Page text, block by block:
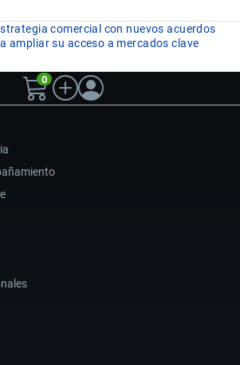
comercial con nuevos acuerdos
ampliar su acceso a mercados clave
0